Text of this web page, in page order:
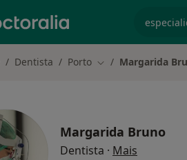
Dentista Porto Mudar de cidade
Margarida
Margarida Bruno
Dentista · Mais